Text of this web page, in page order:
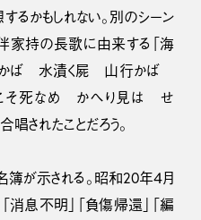
るかもしれない。別のシーン
家持の長歌に由来する「海
かば 水漬く屍 山行かば
死なめ かへり見は せ
されたことだろう。
が示される。昭和20年４月
息不明」「負傷帰還」「編